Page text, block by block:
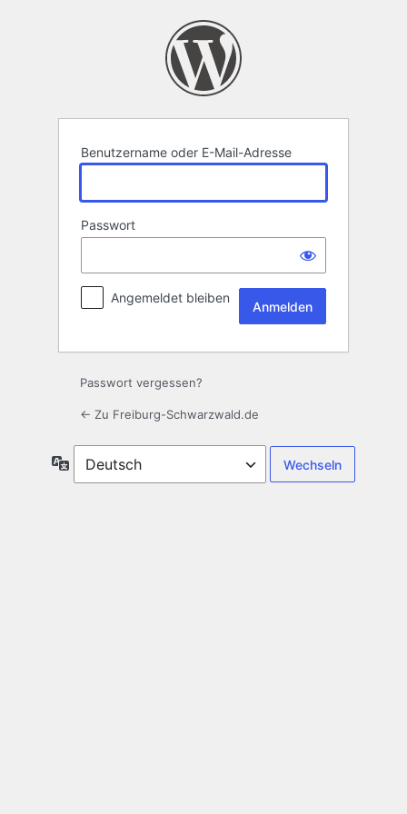
Benutzername oder E-Mail-Adresse
Passwort
Angemeldet bleiben
Passwort vergessen?
← Zu Freiburg-Schwarzwald.de
Sprache